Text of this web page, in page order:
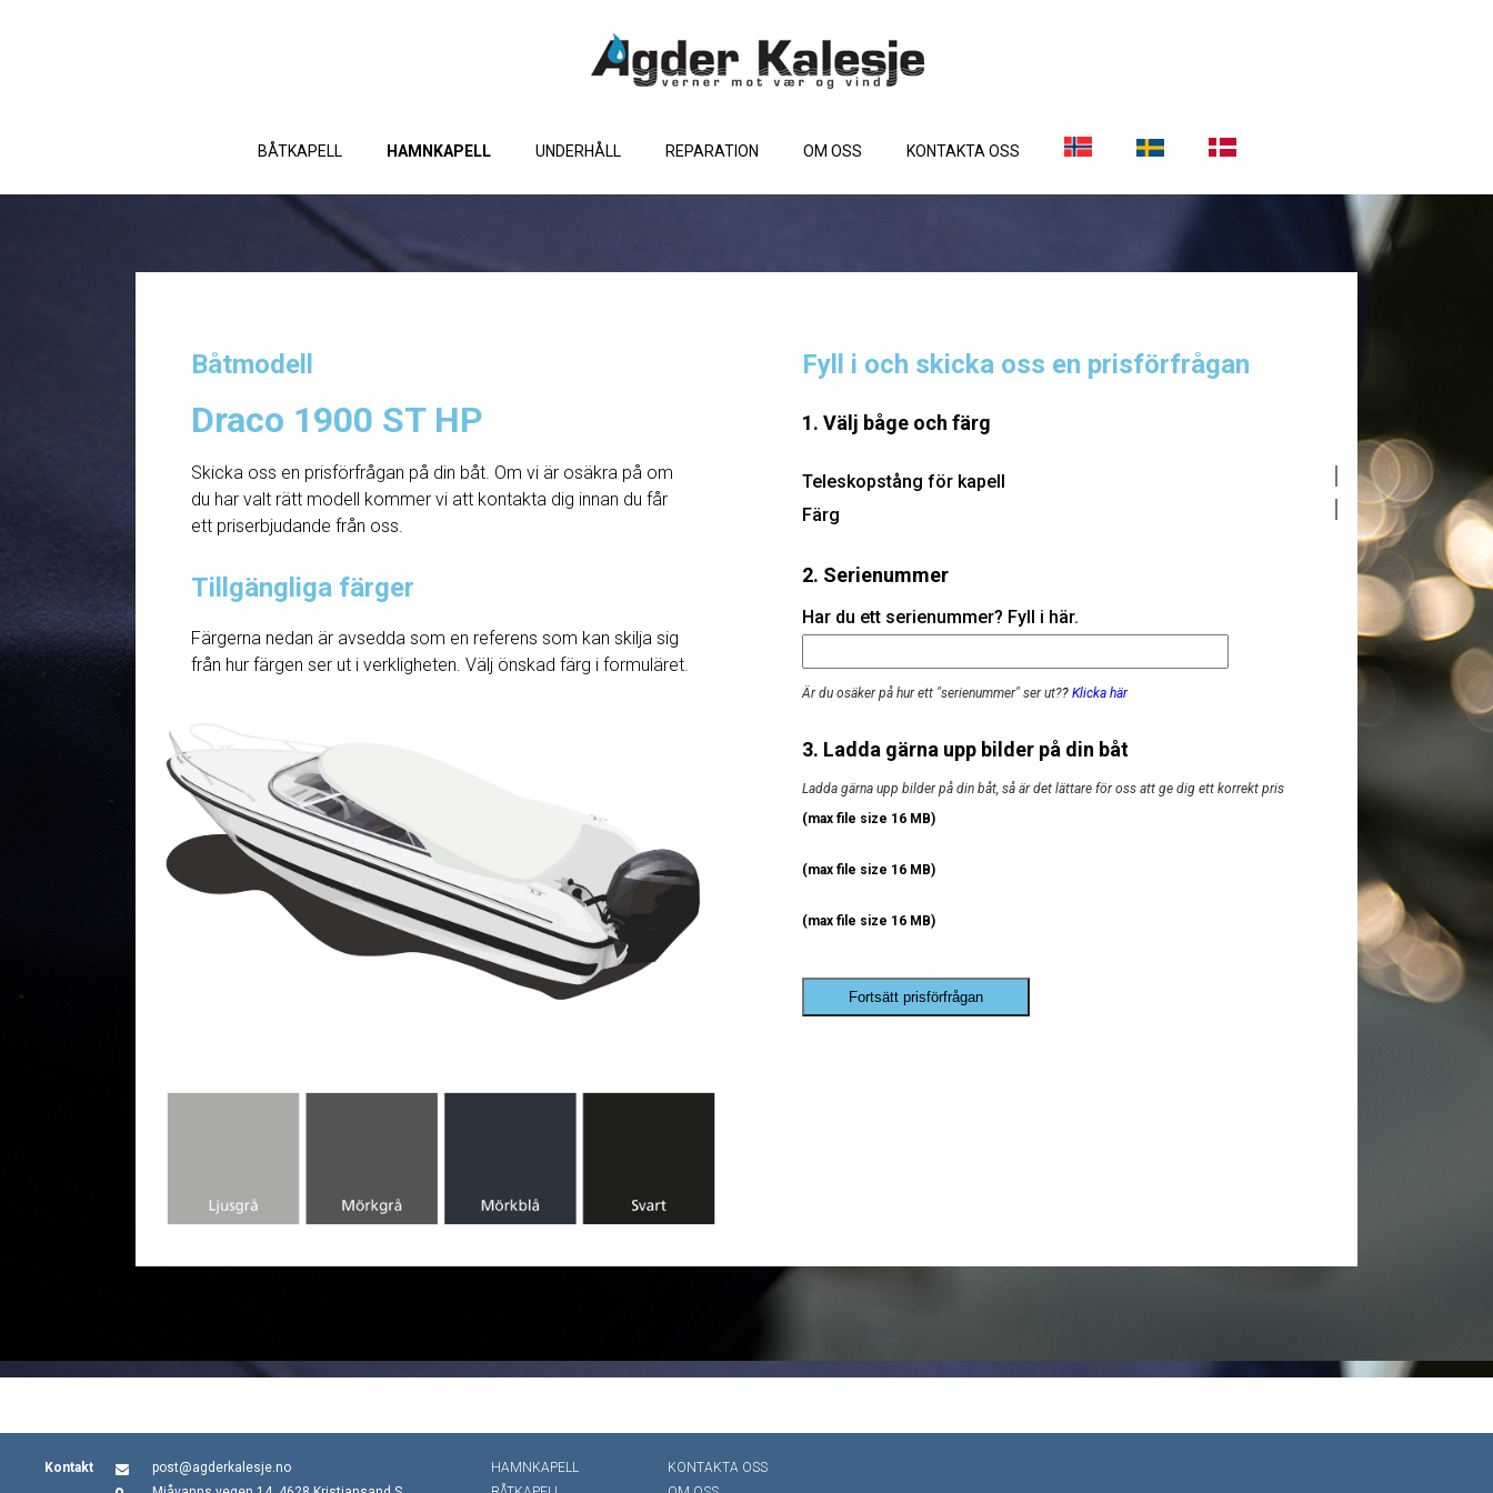
BÅTKAPELL HAMNKAPELL UNDERHÅLL REPARATION OM OSS KONTAKTA OSS
Båtmodell
Draco 1900 ST HP
Skicka oss en prisförfrågan på din båt. Om vi ​​är osäkra på om
du har valt rätt modell kommer vi att kontakta dig innan du får
ett priserbjudande från oss.
Tillgängliga färger
Färgerna nedan är avsedda som en referens som kan skilja sig
från hur färgen ser ut i verkligheten. Välj önskad färg i formuläret.
Fyll i och skicka oss en prisförfrågan
1. Välj båge och färg
Teleskopstång för kapell
Färg
2. Serienummer
Har du ett serienummer? Fyll i här.
Är du osäker på hur ett "serienummer" ser ut?? Klicka här
3. Ladda gärna upp bilder på din båt
Ladda gärna upp bilder på din båt, så är det lättare för oss att ge dig ett korrekt pris
(max file size 16 MB)
(max file size 16 MB)
(max file size 16 MB)
Fortsätt prisförfrågan
Kontakt
post@agderkalesje.no
HAMNKAPELL
KONTAKTA OSS